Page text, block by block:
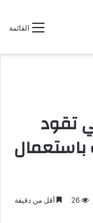
القائمة
تقود
باستعمال
26 أقل من دقيقة